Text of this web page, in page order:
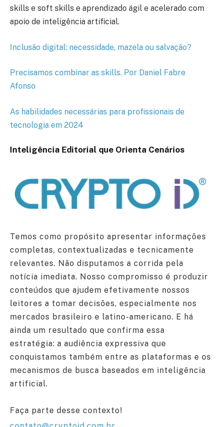
skills e soft skills e aprendizado ágil e acelerado com
apoio de inteligência artificial.
Inclusão digital: necessidade, mazela ou salvação?
Precisamos combinar as skills. Por Daniel Fabre
Afonso
As habilidades necessárias para profissionais de
tecnologia em 2024
Inteligência Editorial que Orienta Cenários
Temos como propósito apresentar informações
completas, contextualizadas e tecnicamente
relevantes. Não disputamos a corrida pela
notícia imediata. Nosso compromisso é produzir
conteúdos que ajudem efetivamente nossos
leitores a tomar decisões, especialmente nos
mercados brasileiro e latino-americano. E há
ainda um resultado que confirma essa
estratégia: a audiência expressiva que
conquistamos também entre as plataformas e os
mecanismos de busca baseados em inteligência
artificial.
Faça parte desse contexto!